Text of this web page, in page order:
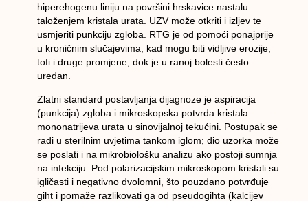
hiperehogenu liniju na površini hrskavice nastalu
taloženjem kristala urata. UZV može otkriti i izljev te
usmjeriti punkciju zgloba. RTG je od pomoći ponajprije
u kroničnim slučajevima , kad mogu biti vidljive erozije,
tofi i druge promjene, dok je u ranoj bolesti često
uredan.
Zlatni standard postavljanja dijagnoze je aspiracija
(punkcija) zgloba i mikroskopska potvrda kristala
mononatrijeva urata u sinovijalnoj tekućini. Postupak se
radi u sterilnim uvjetima tankom iglom; dio uzorka može
se poslati i na mikrobiološku analizu ako postoji sumnja
na infekciju. Pod polarizacijskim mikroskopom kristali su
igličasti i negativno dvolomni, što pouzdano potvrđuje
giht i pomaže razlikovati ga od pseudogihta (kalcijev